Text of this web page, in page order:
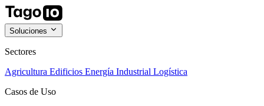
Soluciones
Sectores
Agricultura Edificios Energía Industrial Logística
Casos de Uso